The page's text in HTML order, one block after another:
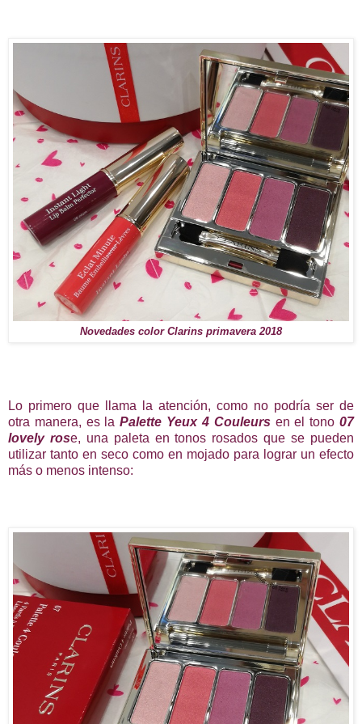
Novedades color Clarins primavera 2018
Lo primero que llama la atención, como no podría ser de
otra manera, es laPalette Yeux 4 Couleursen el tono07
lovely rose, una paleta en tonos rosados que se pueden
utilizar tanto en seco como en mojado para lograr un efecto
más o menos intenso: